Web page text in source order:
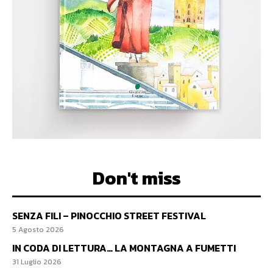
Don't miss
SENZA FILI – PINOCCHIO STREET FESTIVAL
5 Agosto 2026
IN CODA DI LETTURA… LA MONTAGNA A FUMETTI
31 Luglio 2026